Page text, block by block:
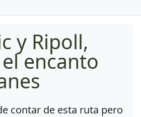
y Ripoll,
encanto
contar de esta ruta pero